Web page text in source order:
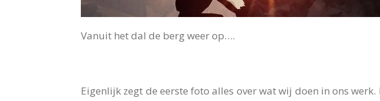
Vanuit het dal de berg weer op….
Eigenlijk zegt de eerste foto alles over wat wij doen in ons